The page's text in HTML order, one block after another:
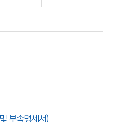
부속명세서)